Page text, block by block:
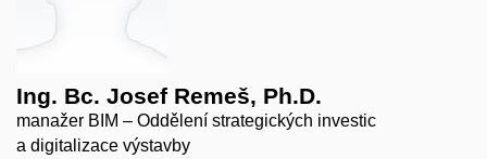
Ing. Bc. Josef Remeš, Ph.D.
manažer BIM – Oddělení strategických investic
a digitalizace výstavby